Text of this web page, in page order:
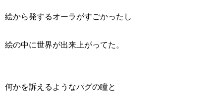
絵から発するオーラがすごかったし
絵の中に世界が出来上がってた。
何かを訴えるようなパグの瞳と